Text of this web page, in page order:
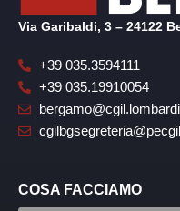
Via Garibaldi, 3 – 24122
+39 035.3594111
+39 035.19910054
COSA FACCIAMO